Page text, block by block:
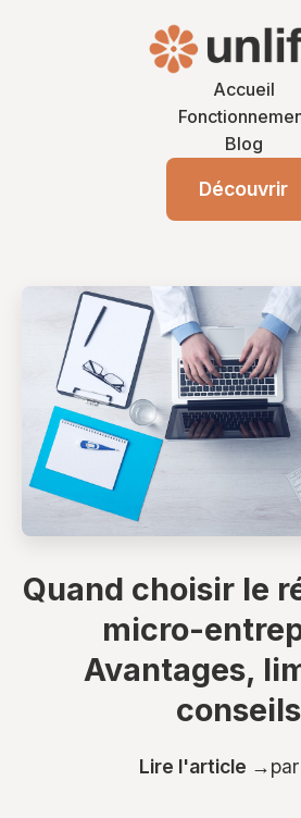
Accueil
Blog
Découvrir
Quand choisir le
micro-
Avantages,
Lire l'article →